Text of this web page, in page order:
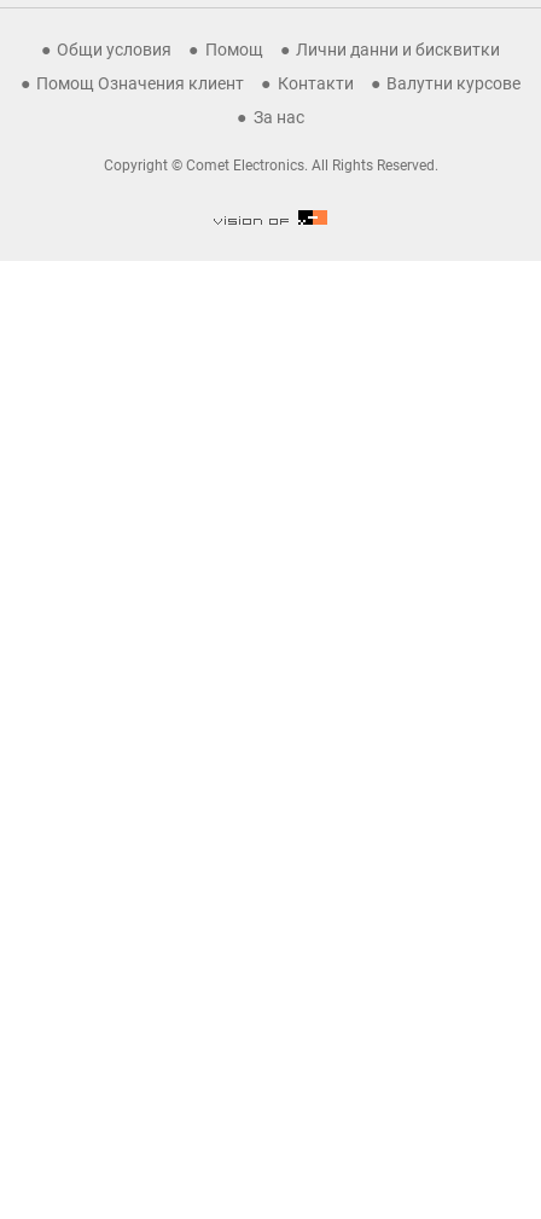
Общи условия Помощ
Лични данни и бисквитки
Помощ Означения клиент
Контакти
Валутни курсове
За нас
Copyright © Comet Electronics. All Rights Reserved.